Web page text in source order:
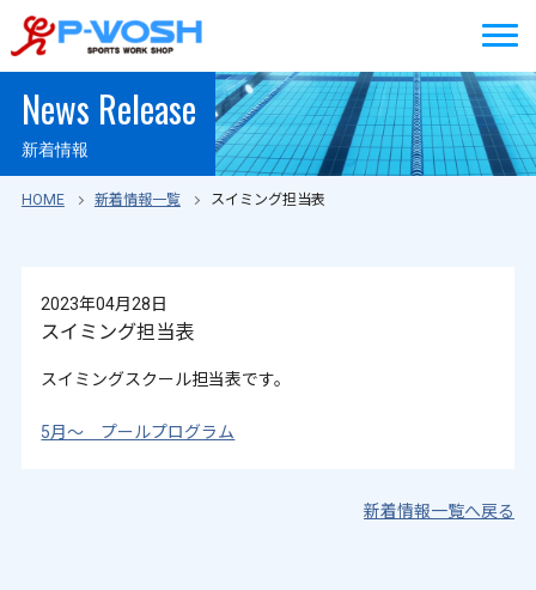
News Release
新着情報
HOME 新着情報一覧 スイミング担当表
2023年04月28日
スイミング担当表
スイミングスクール担当表です。
5月～ プールプログラム
新着情報一覧へ戻る